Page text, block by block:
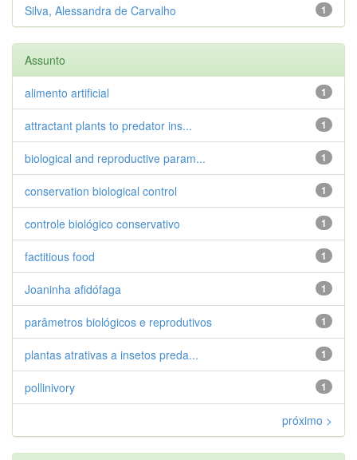
1
Silva, Alessandra de Carvalho
Assunto
1
alimento artificial
1
attractant plants to predator ins...
1
biological and reproductive param...
1
conservation biological control
1
controle biológico conservativo
1
factitious food
1
Joaninha afidófaga
1
parâmetros biológicos e reprodutivos
1
plantas atrativas a insetos preda...
1
pollinivory
próximo >